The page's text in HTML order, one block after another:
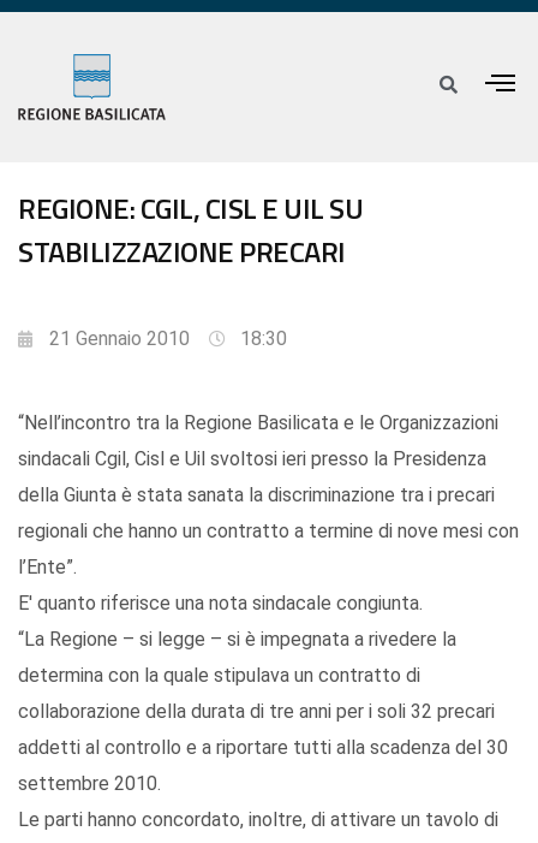
REGIONE: CGIL, CISL E UIL SU
STABILIZZAZIONE PRECARI
21 Gennaio 2010 18:30
“Nell’incontro tra la Regione Basilicata e le Organizzazioni
sindacali Cgil, Cisl e Uil svoltosi ieri presso la Presidenza
della Giunta è stata sanata la discriminazione tra i precari
regionali che hanno un contratto a termine di nove mesi con
l’Ente”.
E' quanto riferisce una nota sindacale congiunta.
“La Regione – si legge – si è impegnata a rivedere la
determina con la quale stipulava un contratto di
collaborazione della durata di tre anni per i soli 32 precari
addetti al controllo e a riportare tutti alla scadenza del 30
settembre 2010.
Le parti hanno concordato, inoltre, di attivare un tavolo di